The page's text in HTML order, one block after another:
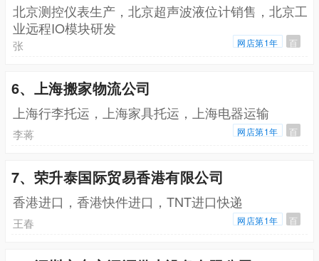
北京测控仪表生产，北京超声波液位计销售，北京工
业远程IO模块研发
张 网店第1年 百
6、上海搬家物流公司
上海行李托运，上海家具托运，上海电器运输
李蒋 网店第1年 百
7、荣升泰国际贸易香港有限公司
香港进口，香港快件进口，TNT进口快递
王春 网店第1年 百